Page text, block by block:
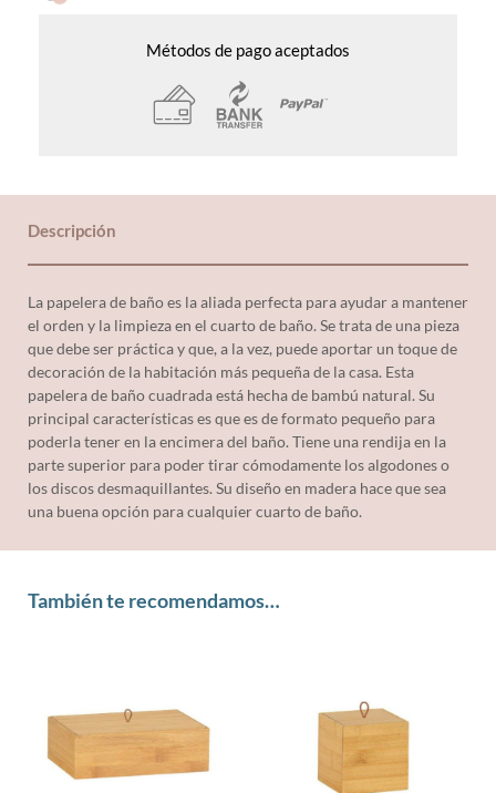
Métodos de pago aceptados
Descripción
La papelera de baño es la aliada perfecta para ayudar a mantener
el orden y la limpieza en el cuarto de baño. Se trata de una pieza
que debe ser práctica y que, a la vez, puede aportar un toque de
decoración de la habitación más pequeña de la casa. Esta
papelera de baño cuadrada está hecha de bambú natural. Su
principal características es que es de formato pequeño para
poderla tener en la encimera del baño. Tiene una rendija en la
parte superior para poder tirar cómodamente los algodones o
los discos desmaquillantes. Su diseño en madera hace que sea
una buena opción para cualquier cuarto de baño.
También te recomendamos…